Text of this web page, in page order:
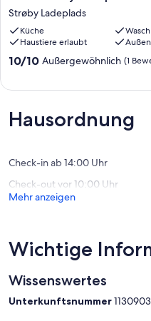
Strøby
Ladeplads
-
Løvsangervej
33
Strøby Ladeplads
Küche
Haustiere erlaubt
10.0
(1
Bewertung)
10/10 Außergewöhnlich (1
Hausordnung
Check-in ab 14:00 Uhr
Check-out vor 10:00 Uhr
Mehr anzeigen
Wichtige
Wissenswertes
Unterkunftsnummer